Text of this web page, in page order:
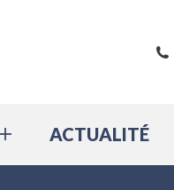
ACTUALITÉ